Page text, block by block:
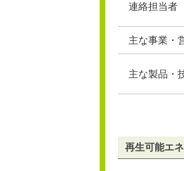
連絡担当者
主な事業・
主な製品・
再生可能エ